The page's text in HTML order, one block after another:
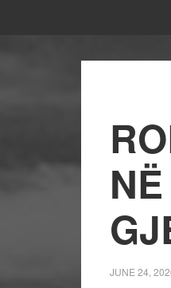
JUNE 24,